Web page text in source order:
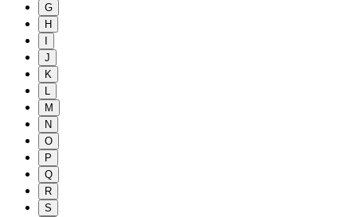
G
H
I
J
K
L
M
N
O
P
Q
R
S